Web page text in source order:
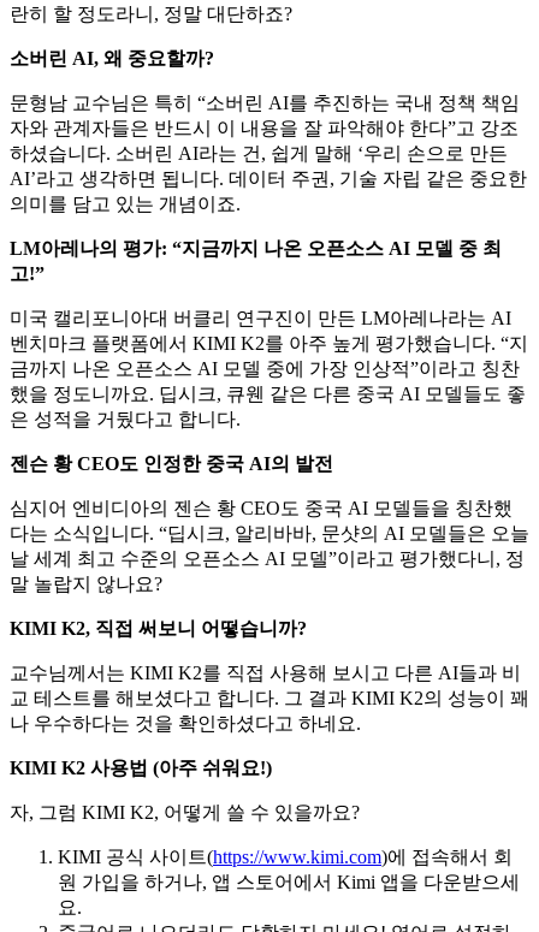
란히 할 정도라니, 정말 대단하죠?
소버린 AI, 왜 중요할까?
문형남 교수님은 특히 “소버린 AI를 추진하는 국내 정책 책임
자와 관계자들은 반드시 이 내용을 잘 파악해야 한다”고 강조
하셨습니다. 소버린 AI라는 건, 쉽게 말해 ‘우리 손으로 만든
AI’라고 생각하면 됩니다. 데이터 주권, 기술 자립 같은 중요한
의미를 담고 있는 개념이죠.
LM아레나의 평가: “지금까지 나온 오픈소스 AI 모델 중 최
고!”
미국 캘리포니아대 버클리 연구진이 만든 LM아레나라는 AI
벤치마크 플랫폼에서 KIMI K2를 아주 높게 평가했습니다. “지
금까지 나온 오픈소스 AI 모델 중에 가장 인상적”이라고 칭찬
했을 정도니까요. 딥시크, 큐웬 같은 다른 중국 AI 모델들도 좋
은 성적을 거뒀다고 합니다.
젠슨 황 CEO도 인정한 중국 AI의 발전
심지어 엔비디아의 젠슨 황 CEO도 중국 AI 모델들을 칭찬했
다는 소식입니다. “딥시크, 알리바바, 문샷의 AI 모델들은 오늘
날 세계 최고 수준의 오픈소스 AI 모델”이라고 평가했다니, 정
말 놀랍지 않나요?
KIMI K2, 직접 써보니 어떻습니까?
교수님께서는 KIMI K2를 직접 사용해 보시고 다른 AI들과 비
교 테스트를 해보셨다고 합니다. 그 결과 KIMI K2의 성능이 꽤
나 우수하다는 것을 확인하셨다고 하네요.
KIMI K2 사용법 (아주 쉬워요!)
자, 그럼 KIMI K2, 어떻게 쓸 수 있을까요?
KIMI 공식 사이트(https://www.kimi.com)에 접속해서 회
원 가입을 하거나, 앱 스토어에서 Kimi 앱을 다운받으세
요.